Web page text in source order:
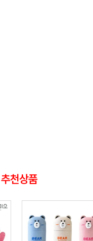
추천상품